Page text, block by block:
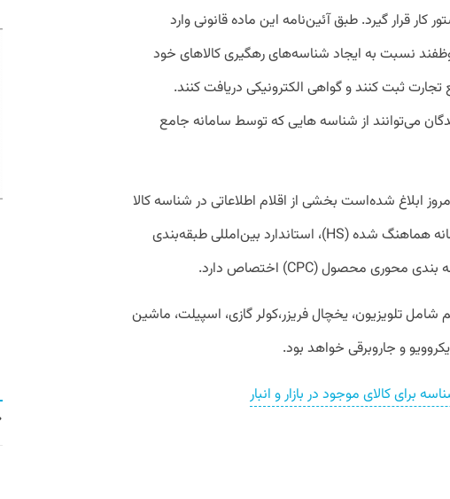
کار قرار گیرد. طبق آئین‌نامه این ماده قانونی وارد
نسبت به ایجاد شناسه‌های رهگیری کالاهای خود
تجارت ثبت کنند و گواهی الکترونیکی دریافت کنند.
می‌توانند از شناسه هایی که توسط سامانه جامع
ابلاغ شده‌است بخشی از اقلام اطلاعاتی در شناسه کالا
به سایر طبقه‌بندی‌ها از قبیل سامانه هماهنگ شده (HS)، استاندارد بین‌امللی طبقه‌بندی
تلویزیون، یخچال فریزر،‌کولر گازی، اسپیلت، ماشین
و جاروبرقی خواهد بود.
برای کالای موجود در بازار و انبار